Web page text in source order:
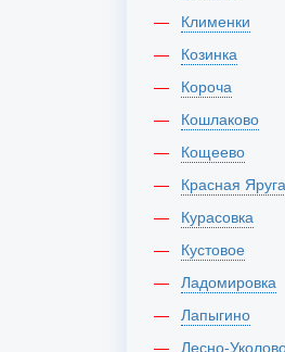
Клименки
Козинка
Короча
Кошлаково
Кощеево
Красная Яруга
Курасовка
Кустовое
Ладомировка
Лапыгино
Лесно-